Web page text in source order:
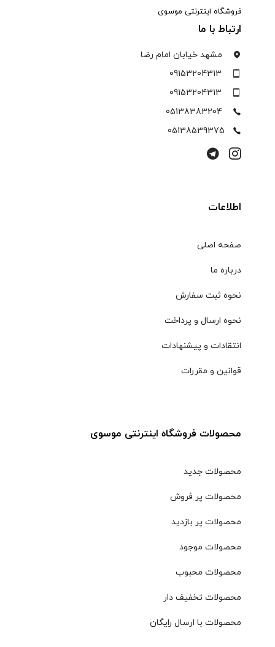
فروشگاه اینترنتی موسوی
ارتباط با ما
مشهد خیابان امام رضا
09153204313
09153204313
05138383204
05138539375
اطلاعات
صفحه اصلی
درباره ما
نحوه ثبت سفارش
نحوه ارسال و پرداخت
انتقادات و پیشنهادات
قوانین و مقررات
محصولات فروشگاه اینترنتی موسوی
محصولات جدید
محصولات پر فروش
محصولات پر بازدید
محصولات موجود
محصولات محبوب
محصولات تخفیف دار
محصولات با ارسال رایگان